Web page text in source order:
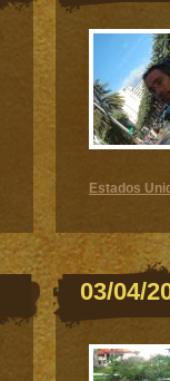
Estados
03/04/